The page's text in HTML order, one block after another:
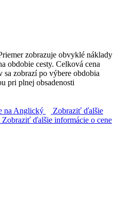
zobrazuje obvyklé náklady
obdobie cesty. Celková cena
sa zobrazí po výbere obdobia
pri plnej obsadenosti
na Anglický
Zobraziť ďalšie
Zobraziť ďalšie informácie o cene